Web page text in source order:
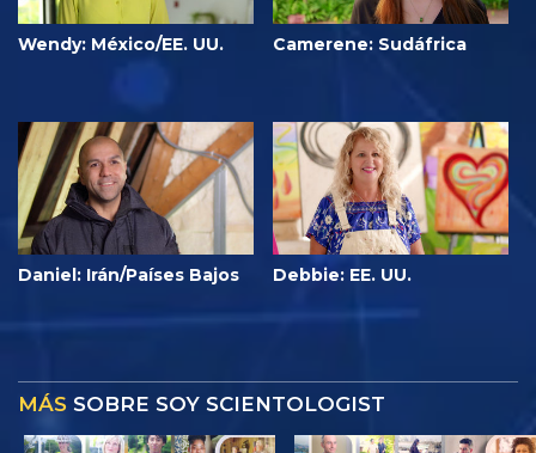
Wendy: México/EE. UU. Camerene: Sudáfrica
Daniel: Irán/Países Bajos Debbie: EE. UU.
MÁS SOBRE SOY SCIENTOLOGIST